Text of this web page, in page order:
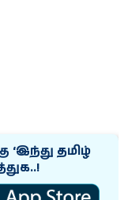
‘இந்து தமிழ்